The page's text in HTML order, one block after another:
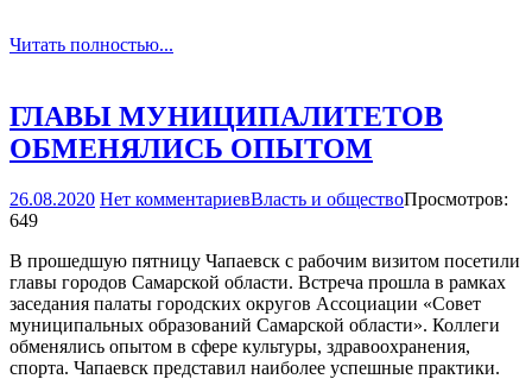
Читать полностью...
ГЛАВЫ МУНИЦИПАЛИТЕТОВ
ОБМЕНЯЛИСЬ ОПЫТОМ
26.08.2020 Нет комментариевВласть и обществоПросмотров:
649
В прошедшую пятницу Чапаевск с рабочим визитом посетили
главы городов Самарской области. Встреча прошла в рамках
заседания палаты городских округов Ассоциации «Совет
муниципальных образований Самарской области». Коллеги
обменялись опытом в сфере культуры, здравоохранения,
спорта. Чапаевск представил наиболее успешные практики.